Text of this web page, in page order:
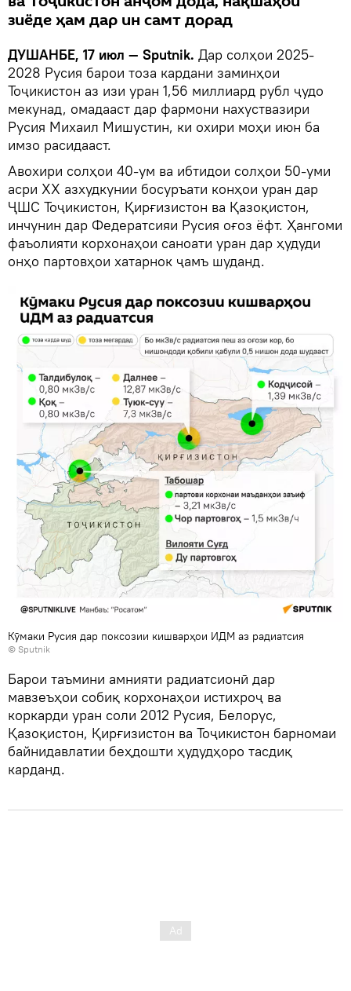
зиёде ҳам дар ин самт дорад
ДУШАНБЕ, 17 июл — Sputnik. Дар солҳои 2025-
2028 Русия барои тоза кардани заминҳои
Тоҷикистон аз изи уран 1,56 миллиард рубл ҷудо
мекунад, омадааст дар фармони нахуствазири
Русия Михаил Мишустин, ки охири моҳи июн ба
имзо расидааст.
Авохири солҳои 40-ум ва ибтидои солҳои 50-уми
асри ХХ азхудкунии босуръати конҳои уран дар
ҶШС Тоҷикистон, Қирғизистон ва Қазоқистон,
инчунин дар Федератсияи Русия оғоз ёфт. Ҳангоми
фаъолияти корхонаҳои саноати уран дар ҳудуди
онҳо партовҳои хатарнок ҷамъ шуданд.
Кӯмаки Русия дар поксозии кишварҳои ИДМ аз радиатсия
© Sputnik
Барои таъмини амнияти радиатсионӣ дар
мавзеъҳои собиқ корхонаҳои истихроҷ ва
коркарди уран соли 2012 Русия, Белорус,
Қазоқистон, Қирғизистон ва Тоҷикистон барномаи
байнидавлатии беҳдошти ҳудудҳоро тасдиқ
карданд.